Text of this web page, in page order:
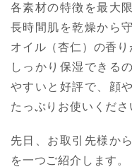
各素材の特徴を最大
長時間肌を乾燥から
オイル（杏仁）の香り
しっかり保湿できる
やすいと好評で、顔
たっぷりお使いくださ
先日、お取引先様か
を一つご紹介します。